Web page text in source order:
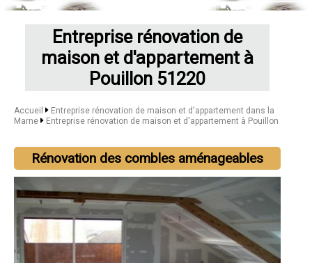
Entreprise rénovation de
maison et d'appartement à
Pouillon 51220
Accueil
Entreprise rénovation de maison et d'appartement dans la
Marne
Entreprise rénovation de maison et d'appartement à Pouillon
Rénovation des combles aménageables